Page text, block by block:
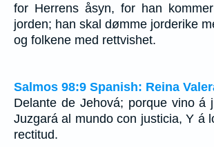
for Herrens åsyn, for han
jorden; han skal dømme jorderike
og folkene med rettvishet.
Salmos 98:9 Spanish: Reina
Delante de Jehová; porque vino á
Juzgará al mundo con justicia, Y á
rectitud.